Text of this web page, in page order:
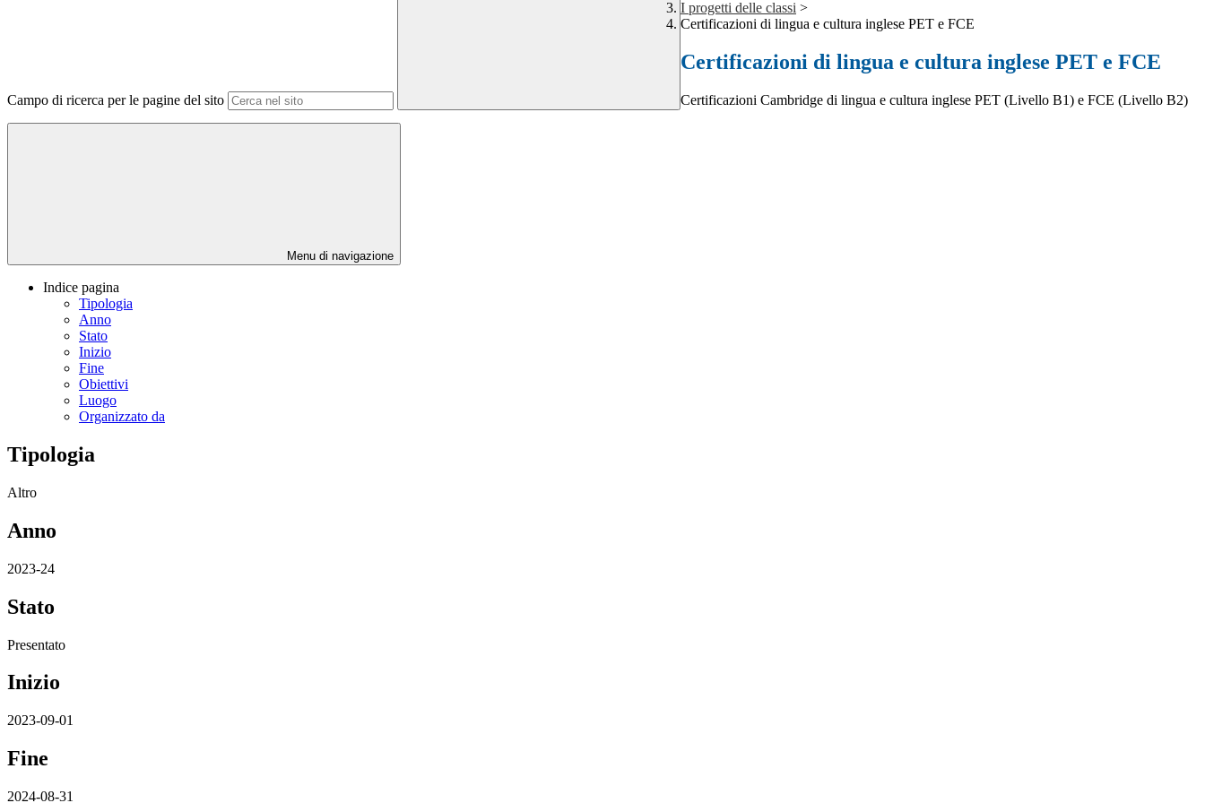
Campo di ricerca per le pagine del sito
I progetti delle classi >
Certificazioni di lingua e cultura inglese PET e FCE
Certificazioni di lingua e cultura inglese PET e FCE
Certificazioni Cambridge di lingua e cultura inglese PET (Livello B1) e FCE (Livello B2)
Menu di navigazione
Indice pagina
Tipologia
Anno
Stato
Inizio
Fine
Obiettivi
Luogo
Organizzato da
Tipologia
Altro
Anno
2023-24
Stato
Presentato
Inizio
2023-09-01
Fine
2024-08-31